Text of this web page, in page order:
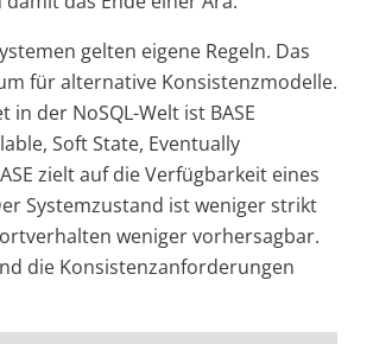
gelten eigene Regeln. Das
für alternative Konsistenzmodelle.
in der NoSQL-Welt ist BASE
Soft State, Eventually
zielt auf die Verfügbarkeit eines
Systemzustand ist weniger strikt
weniger vorhersagbar.
die Konsistenzanforderungen